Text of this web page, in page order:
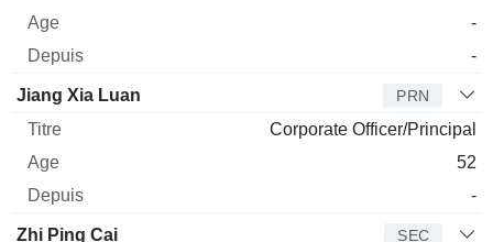
-
-
Jiang Xia Luan PRN
Corporate Officer/Principal
52
-
Zhi Ping Cai SEC